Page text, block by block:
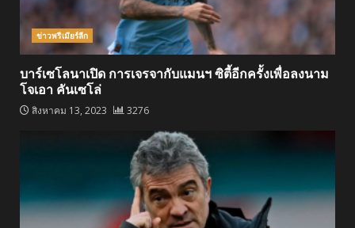
ข่าวพรีเมียร์ลีก
บาร์เซโลนาเปิด การเจรจากับแมนฯ ซิตี้อีกครั้งเพื่อลงนาม
โจเอา คันเซโล่
สิงหาคม 13, 2023 3276